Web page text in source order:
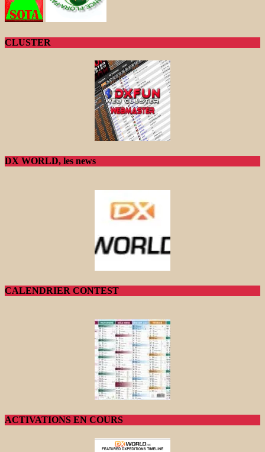
CLUSTER
DX WORLD, les news
CALENDRIER CONTEST
ACTIVATIONS EN COURS